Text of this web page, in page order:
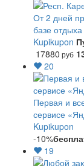
От 2 дней
базе
Kupikupon
17880 руб
20
Первая и
сервисе
Kupikupon
-10%
19